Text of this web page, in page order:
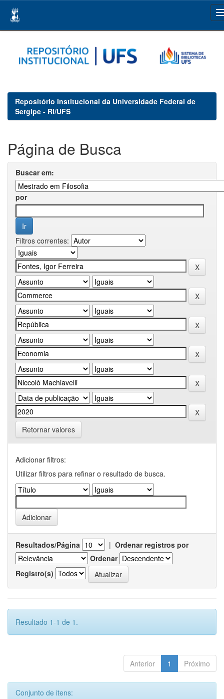
navigation
Repositório Institucional da Universidade Federal de
Sergipe - RI/UFS
Página de Busca
Buscar em:
por
Filtros correntes:
Retornar valores
Adicionar filtros:
Utilizar filtros para refinar o resultado de busca.
Resultados/Página | Ordenar registros por
Ordenar
Registro(s)
Resultado 1-1 de 1.
Anterior 1 Próximo
Conjunto de itens: